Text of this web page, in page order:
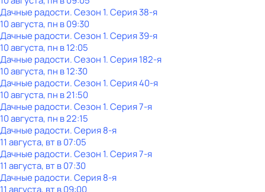
Дачные радости. Сезон 1. Серия 38-я
10 августа, пн в 09:30
Дачные радости. Сезон 1. Серия 39-я
10 августа, пн в 12:05
Дачные радости. Сезон 1. Серия 182-я
10 августа, пн в 12:30
Дачные радости. Сезон 1. Серия 40-я
10 августа, пн в 21:50
Дачные радости. Сезон 1. Серия 7-я
10 августа, пн в 22:15
Дачные радости. Серия 8-я
11 августа, вт в 07:05
Дачные радости. Сезон 1. Серия 7-я
11 августа, вт в 07:30
Дачные радости. Серия 8-я
11 августа, вт в 09:00